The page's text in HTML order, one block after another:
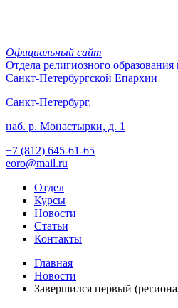
Официальный сайт
Отдела религиозного образования
Санкт-Петербургской Епархии
Санкт-Петербург,
наб. р. Монастырки, д. 1
+7 (812) 645-61-65
eoro@mail.ru
Отдел
Курсы
Новости
Статьи
Контакты
Главная
Новости
Завершился первый